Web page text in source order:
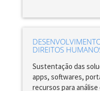
DIREITOS
Sustentação das
apps, softwares,
recursos para